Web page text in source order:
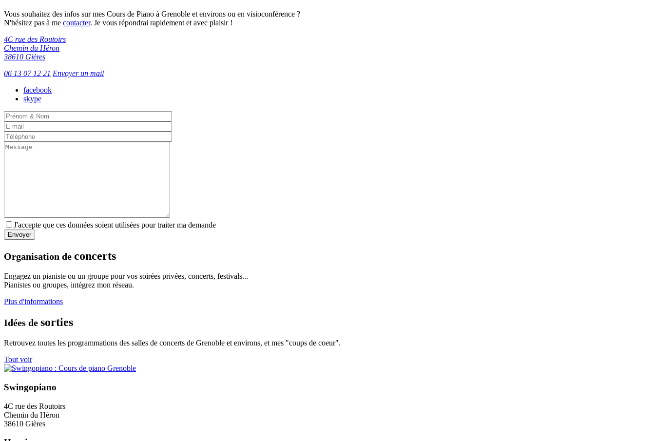
Vous souhaitez des infos sur mes Cours de Piano à Grenoble et environs ou en visioconférence ?
N'hésitez pas à me contacter. Je vous répondrai rapidement et avec plaisir !
4C rue des Routoirs
Chemin du Héron
38610 Gières
06 13 07 12 21 Envoyer un mail
facebook
skype
J'accepte que ces données soient utilisées pour traiter ma demande
Organisation de concerts
Engagez un pianiste ou un groupe pour vos soirées privées, concerts, festivals...
Pianistes ou groupes, intégrez mon réseau.
Plus d'informations
Idées de sorties
Retrouvez toutes les programmations des salles de concerts de Grenoble et environs, et mes "coups de coeur".
Tout voir
Swingopiano
4C rue des Routoirs
Chemin du Héron
38610 Gières